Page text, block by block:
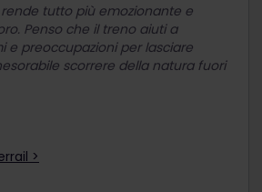
tutto più emozionante e
Penso che il treno aiuti a
e preoccupazioni per lasciare
scorrere della natura fuori
>